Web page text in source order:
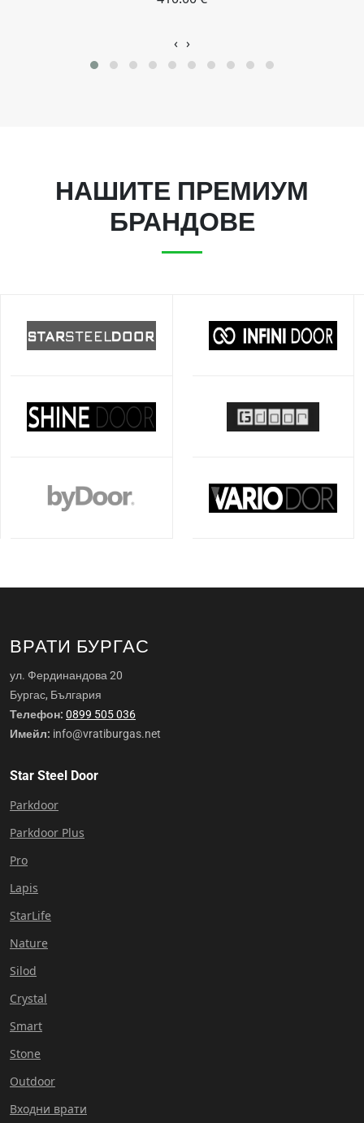
‹ ›
НАШИТЕ ПРЕМИУМ
БРАНДОВЕ
ВРАТИ БУРГАС
ул. Фердинандова 20
Бургас, България
Телефон: 0899 505 036
Имейл: info@vratiburgas.net
Star Steel Door
Parkdoor
Parkdoor Plus
Pro
Lapis
StarLife
Nature
Silod
Crystal
Smart
Stone
Outdoor
Входни врати